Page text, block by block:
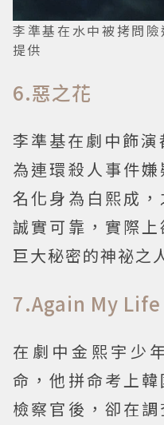
李準基在水中被拷問
提供
6.惡之花
李準基在劇中飾
為連環殺人事件
名化身為白熙成
誠實可靠，實際
巨大秘密的神祕之
7.Again My Life
在劇中金熙宇少
命，他拼命考上
檢察官後，卻在